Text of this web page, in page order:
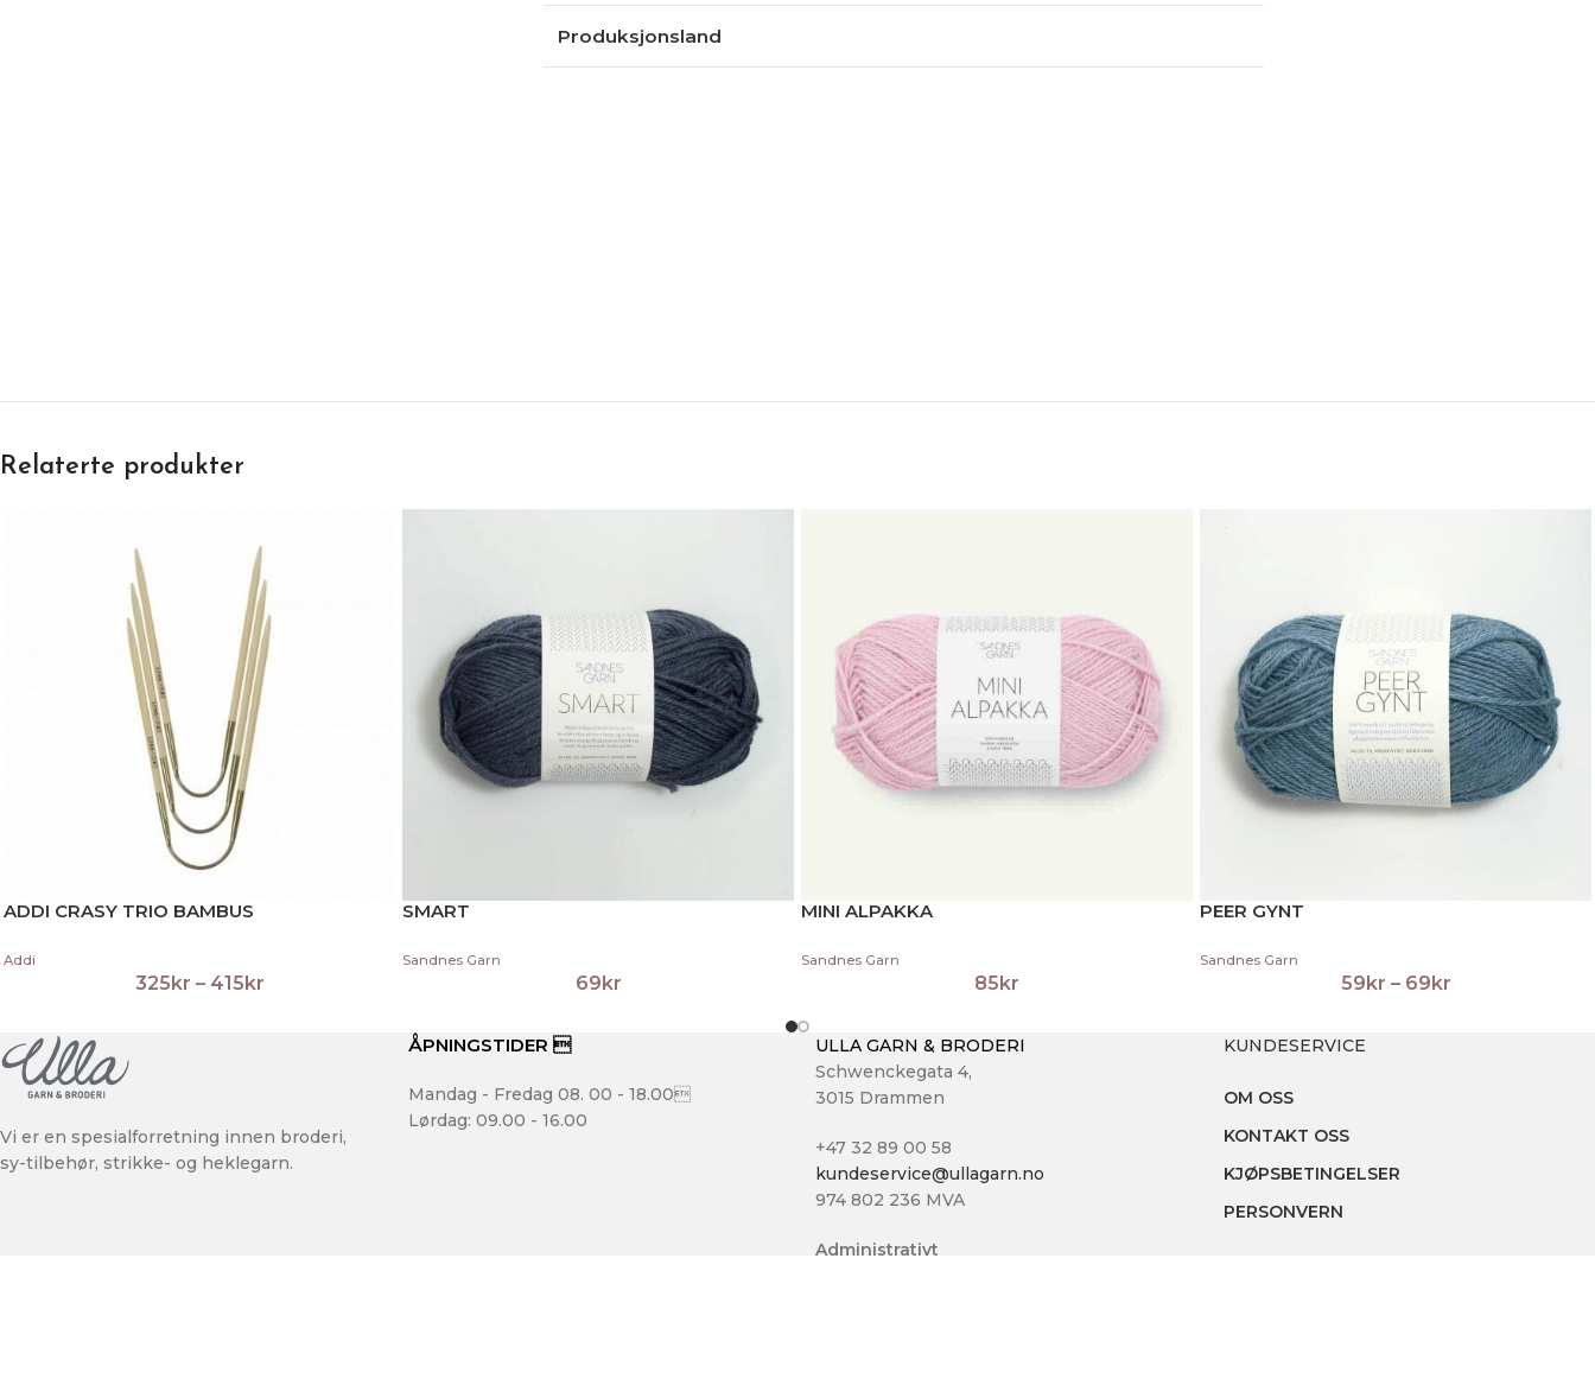
Produksjonsland
Relaterte produkter
ADDI CRASY TRIO BAMBUS
Addi
325kr – 415kr
SMART
Sandnes Garn
69kr
MINI ALPAKKA
Sandnes Garn
85kr
PEER GYNT
Sandnes Garn
59kr – 69kr
Vi er en spesialforretning innen broderi,
sy-tilbehør, strikke- og heklegarn.
ÅPNINGSTIDER 
Mandag - Fredag 08. 00 - 18.00
Lørdag: 09.00 - 16.00
ULLA GARN & BRODERI
Schwenckegata 4,
3015 Drammen
+47 32 89 00 58
kundeservice@ullagarn.no
974 802 236 MVA
Administrativt
KUNDESERVICE
OM OSS
KONTAKT OSS
KJØPSBETINGELSER
PERSONVERN